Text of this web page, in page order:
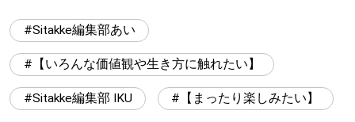
Sitakke編集部あい
【いろんな価値観や生き方に触れたい】
Sitakke編集部 IKU 【まったり楽しみたい】